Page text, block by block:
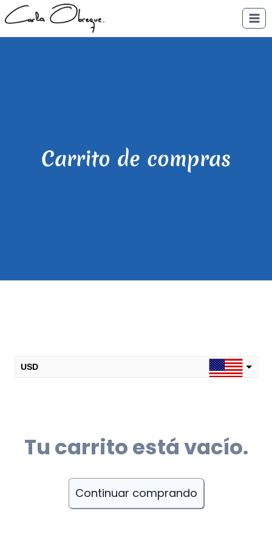
Saltar
al
contenido
Carrito de compras
USD
Tu carrito está vacío.
Continuar comprando